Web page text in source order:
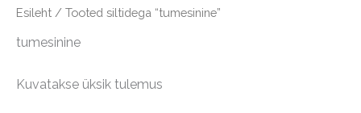
Esileht / Tooted siltidega “tumesinine”
tumesinine
Kuvatakse üksik tulemus